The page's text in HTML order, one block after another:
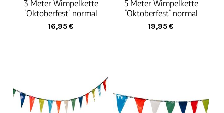
3 Meter Wimpelkette
"Oktoberfest" normal
16,95€
5 Meter Wimpelkette
"Oktoberfest" normal
19,95€